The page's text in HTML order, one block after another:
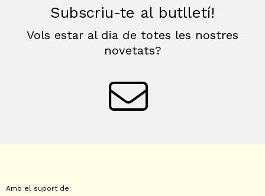
Subscriu-te al butlletí!
Vols estar al dia de totes les nostres
novetats?
Amb el suport de: